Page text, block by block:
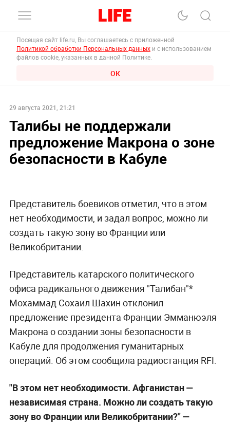
Посещая сайт life.ru, Вы соглашаетесь с приложенной
Политикой обработки Персональных данных и с использованием
файлов cookie, указанных в данной Политике.
ОК
29 августа 2021, 21:21
Талибы не поддержали
предложение Макрона о зоне
безопасности в Кабуле
Представитель боевиков отметил, что в этом
нет необходимости, и задал вопрос, можно ли
создать такую зону во Франции или
Великобритании.
Представитель катарского политического
офиса радикального движения "Талибан"*
Мохаммад Сохаил Шахин отклонил
предложение президента Франции Эмманюэля
Макрона о создании зоны безопасности в
Кабуле для продолжения гуманитарных
операций. Об этом сообщила радиостанция RFI.
"В этом нет необходимости. Афганистан —
независимая страна. Можно ли создать такую
зону во Франции или Великобритании?" —